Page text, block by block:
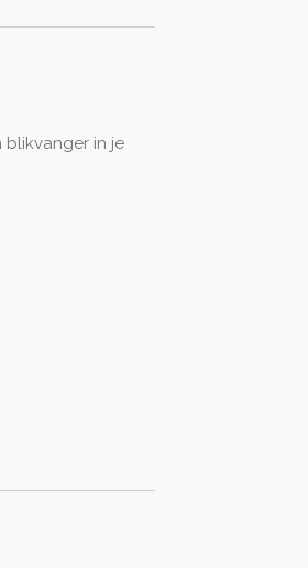
blikvanger in je